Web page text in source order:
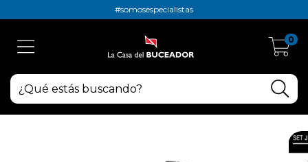
#somosespecialistas
0